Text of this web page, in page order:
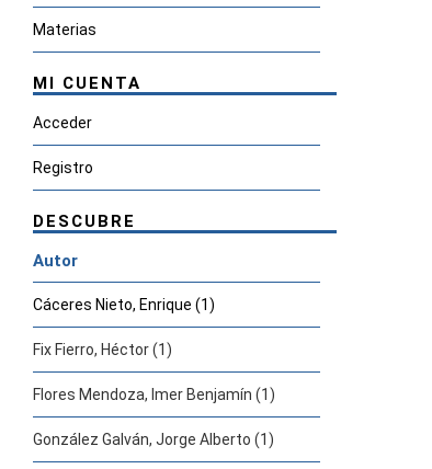
Materias
MI CUENTA
Acceder
Registro
DESCUBRE
Autor
Cáceres Nieto, Enrique (1)
Fix Fierro, Héctor (1)
Flores Mendoza, Imer Benjamín (1)
González Galván, Jorge Alberto (1)